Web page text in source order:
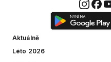
Aktuálně
Léto 2026